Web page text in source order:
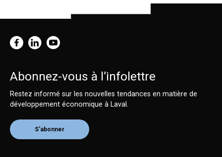
Abonnez-vous à l’infolettre
Restez informé sur les nouvelles tendances en matière de
développement économique à Laval.
S'abonner